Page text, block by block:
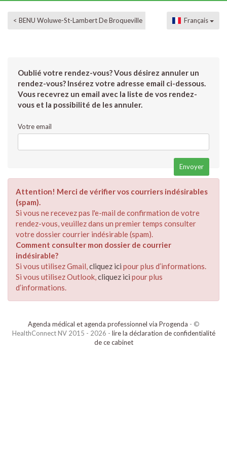
< BENU Woluwe-St-Lambert De Broqueville Français
Oublié votre rendez-vous? Vous désirez annuler un
rendez-vous? Insérez votre adresse email ci-dessous.
Vous recevrez un email avec la liste de vos rendez-
vous et la possibilité de les annuler.
Votre email
Attention! Merci de vérifier vos courriers indésirables
(spam).
Si vous ne recevez pas l'e-mail de confirmation de votre
rendez-vous, veuillez dans un premier temps consulter
votre dossier courrier indésirable (spam).
Comment consulter mon dossier de courrier
indésirable?
Si vous utilisez Gmail,cliquez ici pour plus d’informations.
Si vous utilisez Outlook,cliquez ici pour plus
d’informations.
Agenda médical et agenda professionnel via Progenda - ©
HealthConnect NV 2015 - 2026 - lire la déclaration de confidentialité
de ce cabinet